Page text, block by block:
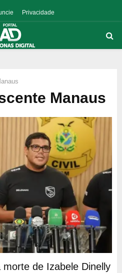
Privacidade
Manaus
de Izabele Dinelly